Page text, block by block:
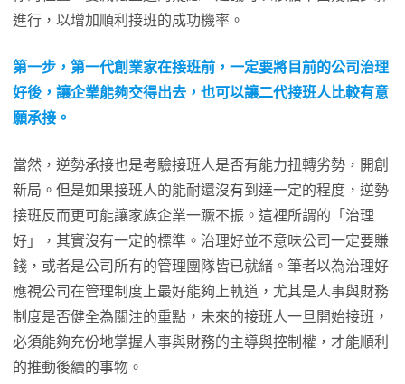
進行，以增加順利接班的成功機率。
第一步，第一代創業家在接班前，一定要將目前的公司治理
好後，讓企業能夠交得出去，也可以讓二代接班人比較有意
願承接。
當然，逆勢承接也是考驗接班人是否有能力扭轉劣勢，開創
新局。但是如果接班人的能耐還沒有到達一定的程度，逆勢
接班反而更可能讓家族企業一蹶不振。這裡所謂的「治理
好」，其實沒有一定的標準。治理好並不意味公司一定要賺
錢，或者是公司所有的管理團隊皆已就緒。筆者以為治理好
應視公司在管理制度上最好能夠上軌道，尤其是人事與財務
制度是否健全為關注的重點，未來的接班人一旦開始接班，
必須能夠充份地掌握人事與財務的主導與控制權，才能順利
的推動後續的事物。